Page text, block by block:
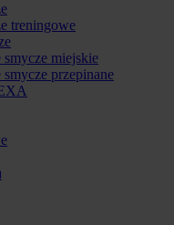
treningowe
miejskie
przepinane